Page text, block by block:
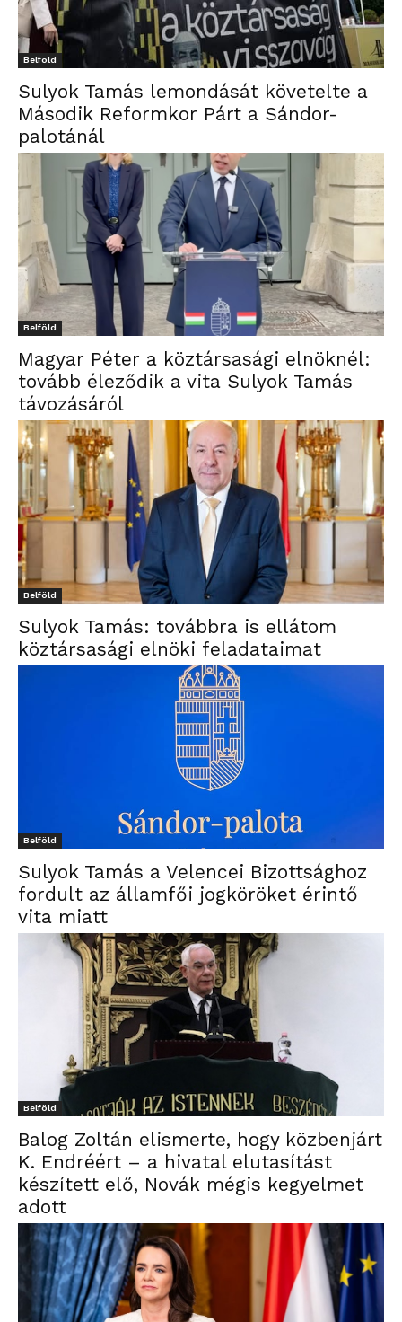
Belföld
Sulyok Tamás lemondását követelte a
Második Reformkor Párt a Sándor-
palotánál
Belföld
Magyar Péter a köztársasági elnöknél:
tovább éleződik a vita Sulyok Tamás
távozásáról
Belföld
Sulyok Tamás: továbbra is ellátom
köztársasági elnöki feladataimat
Belföld
Sulyok Tamás a Velencei Bizottsághoz
fordult az államfői jogköröket érintő
vita miatt
Belföld
Balog Zoltán elismerte, hogy közbenjárt
K. Endréért – a hivatal elutasítást
készített elő, Novák mégis kegyelmet
adott